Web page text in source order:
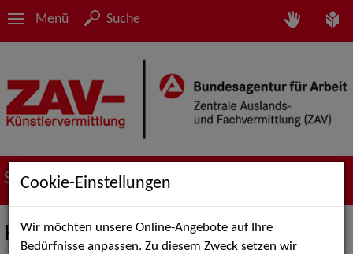
Menü Suche
Suche nach Künstler*innen
Katrin Schinköth-Haase
Cookie-Einstellungen
Wir möchten unsere Online-Angebote auf Ihre
Bedürfnisse anpassen. Zu diesem Zweck setzen wir